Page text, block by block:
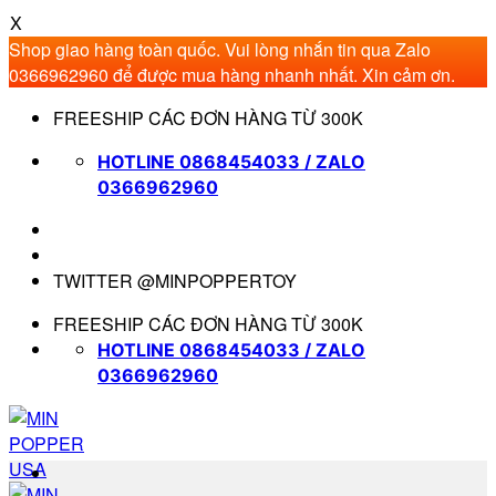
X
Shop giao hàng toàn quốc. Vui lòng nhắn tin qua Zalo
0366962960 để được mua hàng nhanh nhất. Xin cảm ơn.
qua
FREESHIP CÁC ĐƠN HÀNG TỪ 300K
HOTLINE 0868454033 / ZALO
0366962960
TWITTER @MINPOPPERTOY
FREESHIP CÁC ĐƠN HÀNG TỪ 300K
HOTLINE 0868454033 / ZALO
0366962960